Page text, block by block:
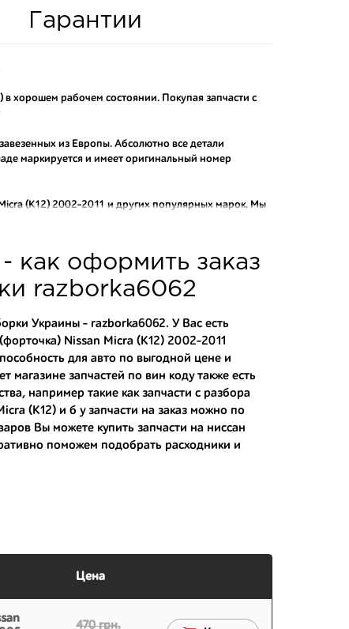
Гарантии
хорошем рабочем состоянии. Покупая запчасти с
из Европы. Абсолютно все детали
маркируется и имеет оригинальный номер
(K12) 2002-2011 и других популярных марок. Мы
аналогов.
проверенного продавца. Если вам требуется
интернет-магазина подберут вам товар и
дорогам;
как оформить заказ
razborka6062
Украины - razborka6062. У Вас есть
Nissan Micra (K12) 2002-2011
для авто по выгодной цене и
запчастей по вин коду также есть
например такие какзапчасти с разбора
(K12) и б у запчасти на заказ можно по
Вы можете купить запчасти на ниссан
поможем подобрать расходники и
Цена
470 грн.